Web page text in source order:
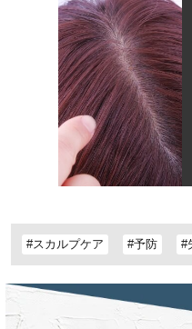
#スカルプケア #予防 #